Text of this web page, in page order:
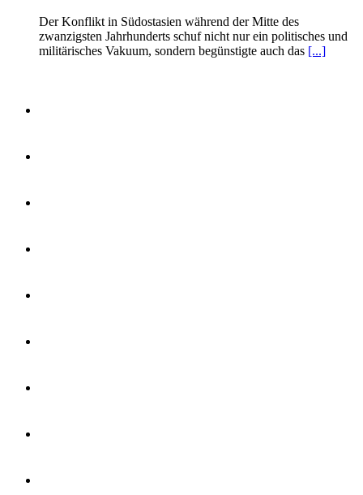
Der Konflikt in Südostasien während der Mitte des
zwanzigsten Jahrhunderts schuf nicht nur ein politisches und
militärisches Vakuum, sondern begünstigte auch das [...]